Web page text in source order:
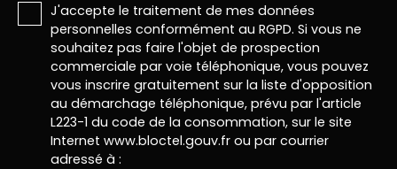
J'accepte le traitement de mes données
personnelles conformément au RGPD. Si vous ne
souhaitez pas faire l'objet de prospection
commerciale par voie téléphonique, vous pouvez
vous inscrire gratuitement sur la liste d'opposition
au démarchage téléphonique, prévu par l'article
L223-1 du code de la consommation, sur le site
Internet www.bloctel.gouv.fr ou par courrier
adressé à :